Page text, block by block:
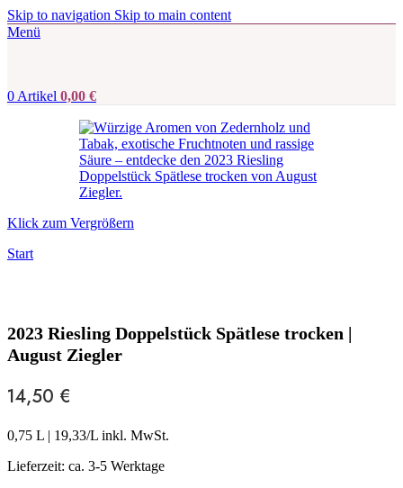
Skip to navigation Skip to main content
Menü
0 Artikel 0,00 €
Klick zum Vergrößern
Start
2023 Riesling Doppelstück Spätlese trocken |
August Ziegler
14,50 €
0,75 L | 19,33/L inkl. MwSt.
Lieferzeit: ca. 3-5 Werktage